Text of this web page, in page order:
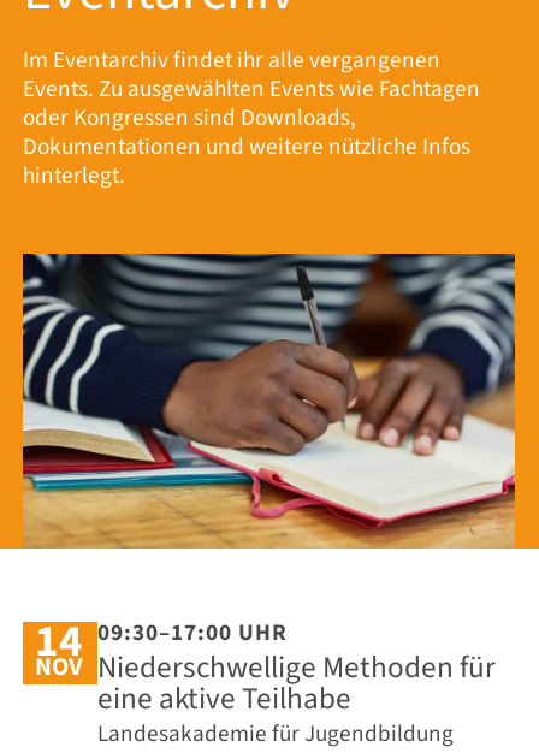
Im Eventarchiv findet ihr alle vergangenen
Events. Zu ausgewählten Events wie Fachtagen
oder Kongressen sind Downloads,
Dokumentationen und weitere nützliche Infos
hinterlegt.
14
NOV
09:30–17:00 UHR
Niederschwellige Methoden für
eine aktive Teilhabe
Landesakademie für Jugendbildung